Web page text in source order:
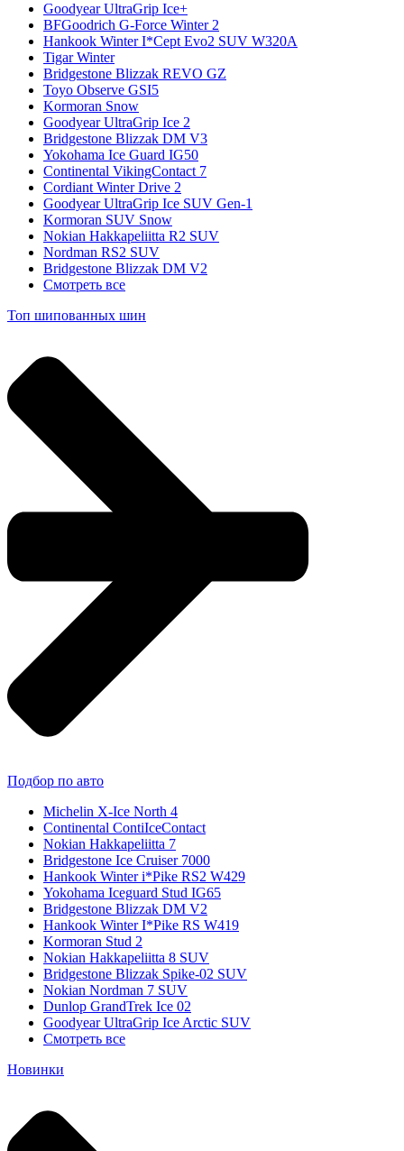
Goodyear UltraGrip Ice+
BFGoodrich G-Force Winter 2
Hankook Winter I*Cept Evo2 SUV W320A
Tigar Winter
Bridgestone Blizzak REVO GZ
Toyo Observe GSI5
Kormoran Snow
Goodyear UltraGrip Ice 2
Bridgestone Blizzak DM V3
Yokohama Ice Guard IG50
Continental VikingContact 7
Cordiant Winter Drive 2
Goodyear UltraGrip Ice SUV Gen-1
Kormoran SUV Snow
Nokian Hakkapeliitta R2 SUV
Nordman RS2 SUV
Bridgestone Blizzak DM V2
Смотреть все
Топ шипованных шин
Подбор по авто
Michelin X-Ice North 4
Continental ContiIceContact
Nokian Hakkapeliitta 7
Bridgestone Ice Cruiser 7000
Hankook Winter i*Pike RS2 W429
Yokohama Iceguard Stud IG65
Bridgestone Blizzak DM V2
Hankook Winter I*Pike RS W419
Kormoran Stud 2
Nokian Hakkapeliitta 8 SUV
Bridgestone Blizzak Spike-02 SUV
Nokian Nordman 7 SUV
Dunlop GrandTrek Ice 02
Goodyear UltraGrip Ice Arctic SUV
Смотреть все
Новинки